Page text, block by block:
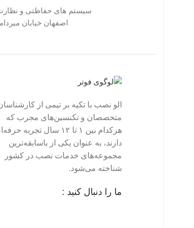
سیستم های حفاظتی و
اصفهان خیابان
الو نصب با تکیه بر تیمی از
متخصصان و تکنسین‌های مجرب که
هرکدام بین ۱ تا ۱۲ سال تجربه
دارند، به عنوان یکی از باسابقه‌ترین
مجموعه‌های خدمات نصب در کشور
شناخته می‌شود.
ما را دنبال کنید :